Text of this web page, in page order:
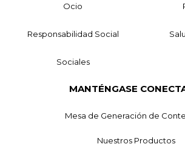
Ocio
Responsabilidad Social
Sociales
MANTÉNGASE
Mesa de Generación de
Nuestros Productos